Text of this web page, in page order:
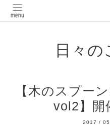
日々
【木のスプー
vol2】開
2017 / 05